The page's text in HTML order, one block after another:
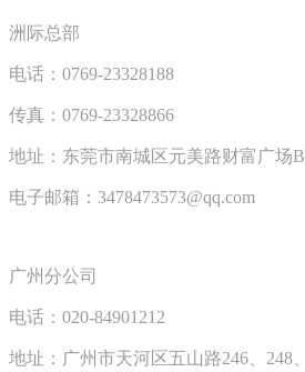
洲际总部
电话： 0769-23328188
传真： 0769-23328866
地址：东莞市南城区元美路财富广场B
电子邮箱： 3478473573@qq.com
广州分公司
电话： 020-84901212
地址：广州市天河区五山路246 248